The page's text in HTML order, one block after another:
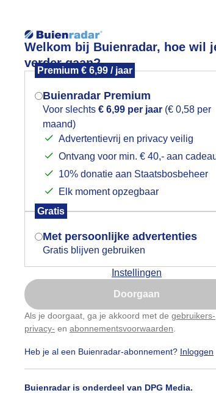
Welkom bij Buienradar, hoe wil
verder gaan?
Premium € 6,99 / jaar
Buienradar Premium
Voor slechts € 6,99 per jaar (€ 0,58 per
maand)
Advertentievrij en privacy veilig
Ontvang voor min. € 40,- aan
10% donatie aan Staatsbosbeheer
Elk moment opzegbaar
Gratis
Met persoonlijke advertenties
Gratis blijven gebruiken
Instellingen
Doorgaan
Als je doorgaat, ga je akkoord met de gebruikers-
privacy- en abonnementsvoorwaarden
Heb je al een Buienradar-abonnement? Inloggen
Buienradar is onderdeel van DPG Media.
Foto en video Weerzine
Mogen we je locatie gebruiken
het weer?
Indien je hier nog geen akkoord op
gegeven, verschijnt er zo een pop-up
je browser waarin deze
gevraagd wordt.
Is goed, toon de popup
Nu niet, misschien later
Gebruik je Safari en wil je niet elke dag deze
Klikhierom dit aan te passen